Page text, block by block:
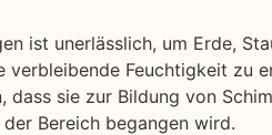
ist unerlässlich, um Erde,
Feuchtigkeit zu
sie zur Bildung von
Bereich begangen wird.